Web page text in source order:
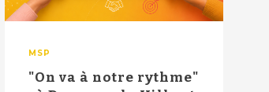
MSP
"On va à notre rythme"